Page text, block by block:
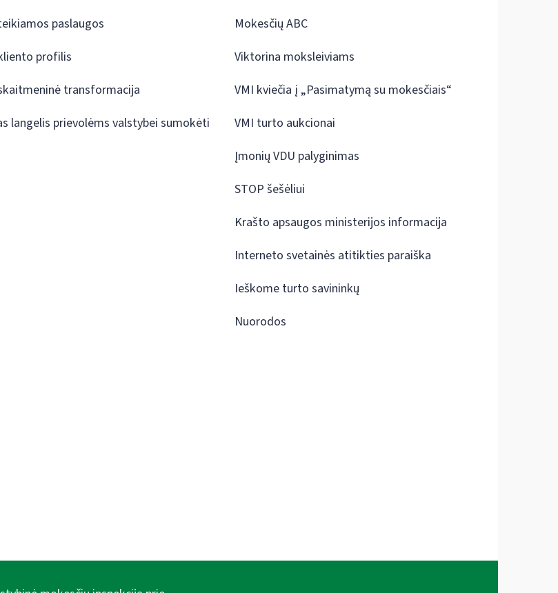
paslaugos
profilis
transformacija
langelis prievolėms valstybei sumokėti
Mokesčių ABC
Viktorina moksleiviams
VMI kviečia į „Pasimatymą su mokesčiais“
VMI turto aukcionai
Įmonių VDU palyginimas
STOP šešėliui
Krašto apsaugos ministerijos informacija
Interneto svetainės atitikties paraiška
Ieškome turto savininkų
Nuorodos